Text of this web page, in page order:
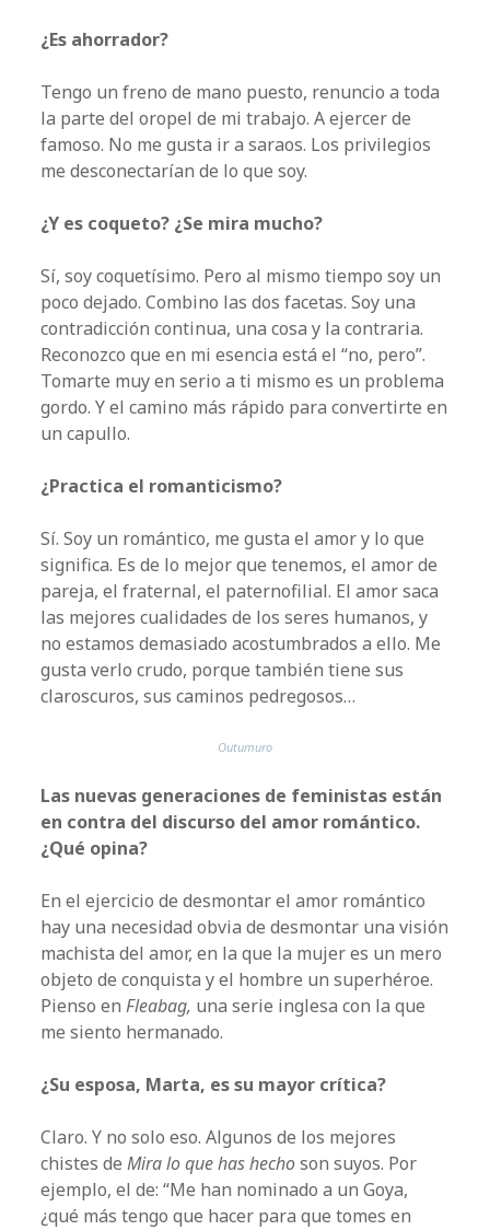
¿Es ahorrador?
Tengo un freno de mano puesto, renuncio a toda
la parte del oropel de mi trabajo. A ejercer de
famoso. No me gusta ir a saraos. Los privilegios
me desconectarían de lo que soy.
¿Y es coqueto? ¿Se mira mucho?
Sí, soy coquetísimo. Pero al mismo tiempo soy un
poco dejado. Combino las dos facetas. Soy una
contradicción continua, una cosa y la contraria.
Reconozco que en mi esencia está el “no, pero”.
Tomarte muy en serio a ti mismo es un problema
gordo. Y el camino más rápido para convertirte en
un capullo.
¿Practica el romanticismo?
Sí. Soy un romántico, me gusta el amor y lo que
significa. Es de lo mejor que tenemos, el amor de
pareja, el fraternal, el paternofilial. El amor saca
las mejores cualidades de los seres humanos, y
no estamos demasiado acostumbrados a ello. Me
gusta verlo crudo, porque también tiene sus
claroscuros, sus caminos pedregosos…
Outumuro
Las nuevas generaciones de feministas están
en contra del discurso del amor romántico.
¿Qué opina?
En el ejercicio de desmontar el amor romántico
hay una necesidad obvia de desmontar una visión
machista del amor, en la que la mujer es un mero
objeto de conquista y el hombre un superhéroe.
Pienso enFleabag, una serie inglesa con la que
me siento hermanado.
¿Su esposa, Marta, es su mayor crítica?
Claro. Y no solo eso. Algunos de los mejores
chistes deMira lo que has hechoson suyos. Por
ejemplo, el de: “Me han nominado a un Goya,
¿qué más tengo que hacer para que tomes en